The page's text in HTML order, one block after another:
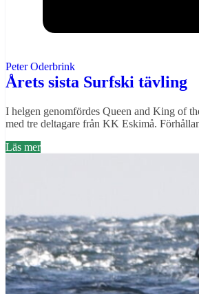
Peter Oderbrink
Årets sista Surfski tävling
I helgen genomfördes Queen and King of
med tre deltagare från KK Eskimå.
Läs mer